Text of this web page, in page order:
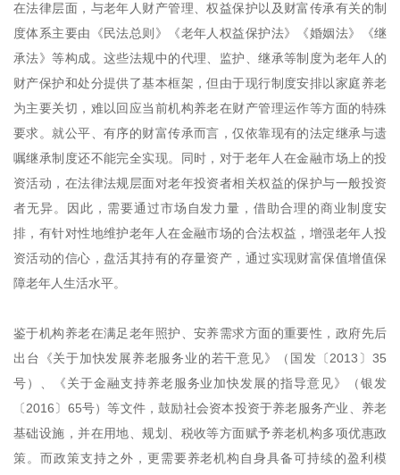
在法律层面，与老年人财产管理、权益保护以及财富传承有关的制
度体系主要由《民法总则》《老年人权益保护法》《婚姻法》《继
承法》等构成。这些法规中的代理、监护、继承等制度为老年人的
财产保护和处分提供了基本框架，但由于现行制度安排以家庭养老
为主要关切，难以回应当前机构养老在财产管理运作等方面的特殊
要求。就公平、有序的财富传承而言，仅依靠现有的法定继承与遗
嘱继承制度还不能完全实现。同时，对于老年人在金融市场上的投
资活动，在法律法规层面对老年投资者相关权益的保护与一般投资
者无异。因此，需要通过市场自发力量，借助合理的商业制度安
排，有针对性地维护老年人在金融市场的合法权益，增强老年人投
资活动的信心，盘活其持有的存量资产，通过实现财富保值增值保
障老年人生活水平。
鉴于机构养老在满足老年照护、安养需求方面的重要性，政府先后
出台《关于加快发展养老服务业的若干意见》（国发〔2013〕35
号）、《关于金融支持养老服务业加快发展的指导意见》（银发
〔2016〕65号）等文件，鼓励社会资本投资于养老服务产业、养老
基础设施，并在用地、规划、税收等方面赋予养老机构多项优惠政
策。而政策支持之外，更需要养老机构自身具备可持续的盈利模